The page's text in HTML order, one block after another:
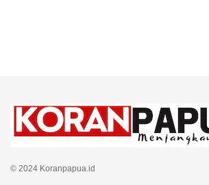
© 2024 Koranpapua.id